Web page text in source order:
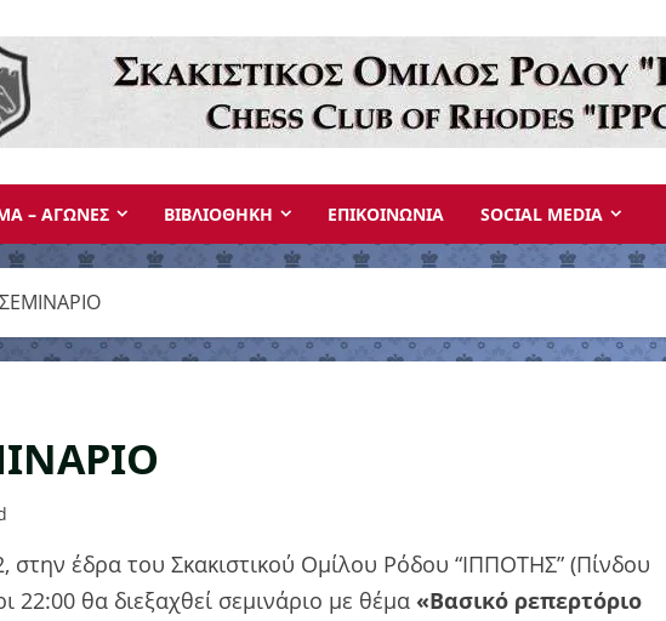
– ΑΓΩΝΕΣ ΒΙΒΛΙΟΘΗΚΗ ΕΠΙΚΟΙΝΩΝΙΑ SOCIAL MEDIA
στην έδρα του Σκακιστικού Ομίλου Ρόδου “ΙΠΠΟΤΗΣ” (Πίνδου
22:00 θα διεξαχθεί σεμινάριο με θέμα «Βασικό ρεπερτόριο